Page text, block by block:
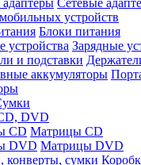
Сетевые
устройств
Блоки питания
Зарядные
DVD
Матрицы CD
Матрицы DVD